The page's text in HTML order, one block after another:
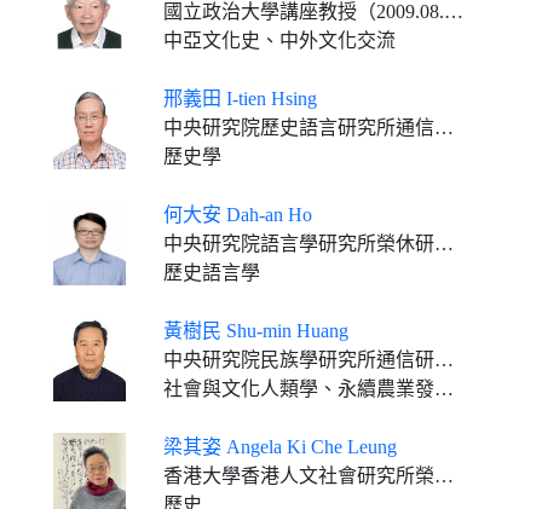
國立政治大學講座教授（2009.08.01-2021.07.31） 中央研究院歷史語言研究所通信研究員（2012.08.01-2018.07.31）
中亞文化史、中外文化交流
邢義田 I-tien Hsing
中央研究院歷史語言研究所通信研究員
歷史學
何大安 Dah-an Ho
中央研究院語言學研究所榮休研究員
歷史語言學
黃樹民 Shu-min Huang
中央研究院民族學研究所通信研究員(2015— ) 國立清華大學侯金堆講座教授(2018-2021)
社會與文化人類學、永續農業發展、醫療與健康、中國少數民族
梁其姿 Angela Ki Che Leung
香港大學香港人文社會研究所榮休教授